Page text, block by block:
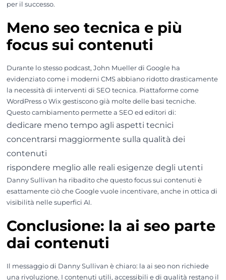
per il successo.
Meno seo tecnica e più
focus sui contenuti
Durante lo stesso podcast, John Mueller di Google ha
evidenziato come i moderni CMS abbiano ridotto drasticamente
la necessità di interventi di SEO tecnica. Piattaforme come
WordPress o Wix gestiscono già molte delle basi tecniche.
Questo cambiamento permette a SEO ed editori di:
dedicare meno tempo agli aspetti tecnici
concentrarsi maggiormente sulla qualità dei
contenuti
rispondere meglio alle reali esigenze degli utenti
Danny Sullivan ha ribadito che questo focus sui contenuti è
esattamente ciò che Google vuole incentivare, anche in ottica di
visibilità nelle superfici AI.
Conclusione: la ai seo parte
dai contenuti
Il messaggio di Danny Sullivan è chiaro: la ai seo non richiede
una rivoluzione. I contenuti utili, accessibili e di qualità restano il